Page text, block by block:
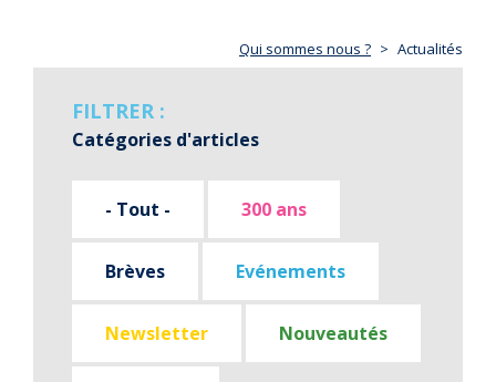
Qui sommes nous ? Actualités
FILTRER :
Catégories d'articles
- Tout - 300 ans
Brèves Evénements
Newsletter Nouveautés